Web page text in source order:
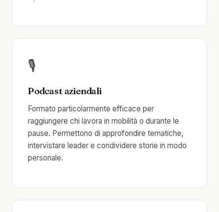
🎙️
Podcast aziendali
Formato particolarmente efficace per
raggiungere chi lavora in mobilità o durante le
pause. Permettono di approfondire tematiche,
intervistare leader e condividere storie in modo
personale.